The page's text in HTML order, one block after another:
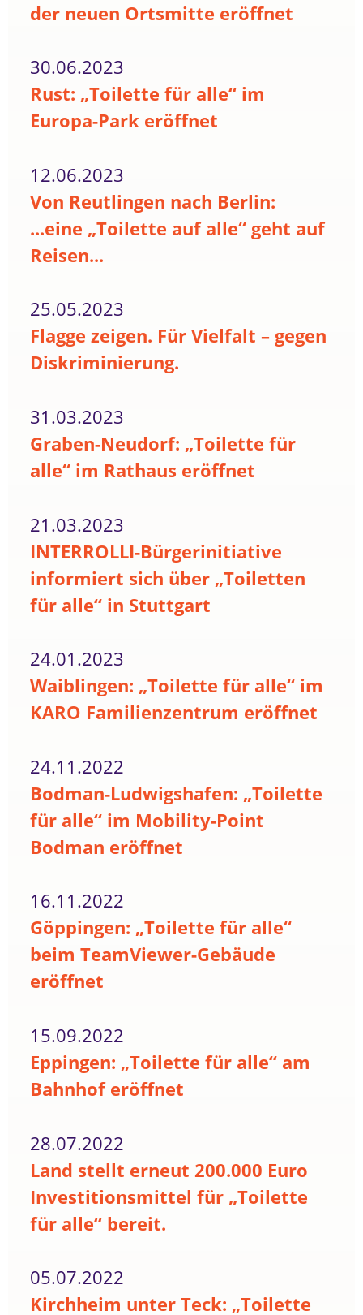
der neuen Ortsmitte eröffnet
30.06.2023
Rust: „Toilette für alle“ im
Europa-Park eröffnet
12.06.2023
Von Reutlingen nach Berlin:
...eine „Toilette auf alle“ geht auf
Reisen...
25.05.2023
Flagge zeigen. Für Vielfalt – gegen
Diskriminierung.
31.03.2023
Graben-Neudorf: „Toilette für
alle“ im Rathaus eröffnet
21.03.2023
INTERROLLI-Bürgerinitiative
informiert sich über „Toiletten
für alle“ in Stuttgart
24.01.2023
Waiblingen: „Toilette für alle“ im
KARO Familienzentrum eröffnet
24.11.2022
Bodman-Ludwigshafen: „Toilette
für alle“ im Mobility-Point
Bodman eröffnet
16.11.2022
Göppingen: „Toilette für alle“
beim TeamViewer-Gebäude
eröffnet
15.09.2022
Eppingen: „Toilette für alle“ am
Bahnhof eröffnet
28.07.2022
Land stellt erneut 200.000 Euro
Investitionsmittel für „Toilette
für alle“ bereit.
05.07.2022
Kirchheim unter Teck: „Toilette